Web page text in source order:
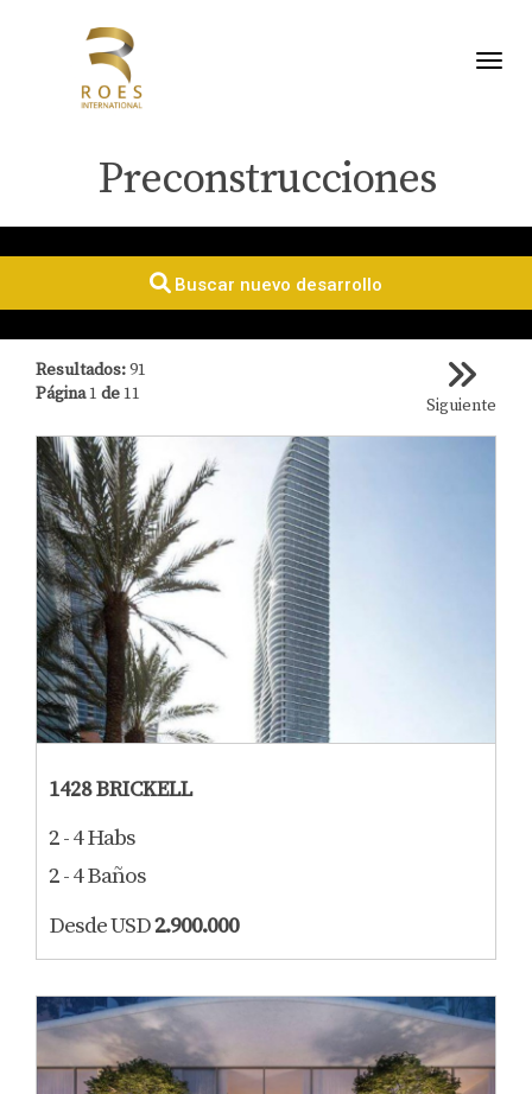
Preconstrucciones
Buscar nuevo desarrollo
Siguiente
Resultados:91
Página1 de11
1428 BRICKELL
2 - 4 Habs
2 - 4 Baños
Desde USD2.900.000